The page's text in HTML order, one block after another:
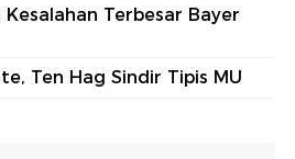
Terbesar Bayer
Ten Hag Sindir Tipis MU